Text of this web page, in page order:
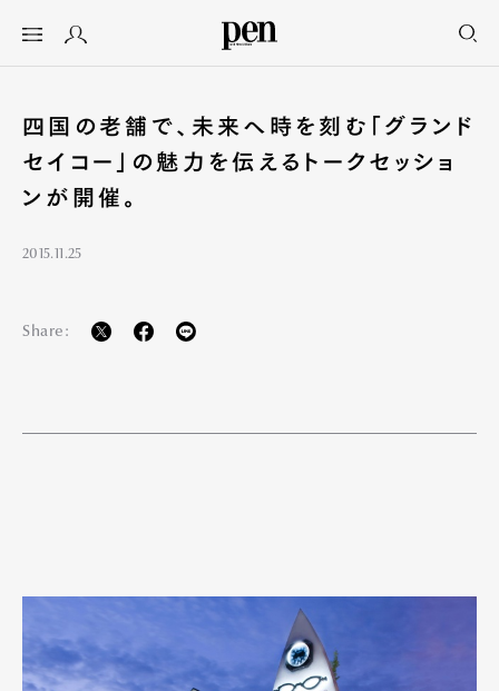
四国の老舗で、未来へ時を刻む「グランド
セイコー」の魅力を伝えるトークセッショ
ンが開催。
2015.11.25
Share: